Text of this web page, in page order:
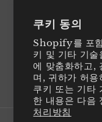
쿠키 동의
Shopify를 포
키 및 기타 기술
에 맞춤화하고,
며, 귀하가 허용
쿠키 또는 기타
한 내용은 다음
처리방침
日本国内に発送